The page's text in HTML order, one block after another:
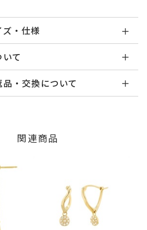
・仕様
イエローゴールド
イヤモンド0.12ct
縦：約11.6mm 横：約4.3mm 厚
ヤリング加工：不可
イヤモンドピアス
て
金確認後、以下の日程にて発送
3営業日以内に発送」の商品
までのご注文→翌週火曜日までに
約1ヶ月半以内～」の商品
てから在庫状況を確認いたしま
・交換について
一覧よりご注文状況をご確認いた
注文済み」の場合に限り、キャ
。
未登録のお客さまは、お問い合
ご連絡ください。
の場合、商品の返品・交換・返金
関連商品